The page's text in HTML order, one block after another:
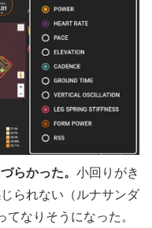
らかった。 小回りがき
られない（ルナサンダ
なりそうになった。